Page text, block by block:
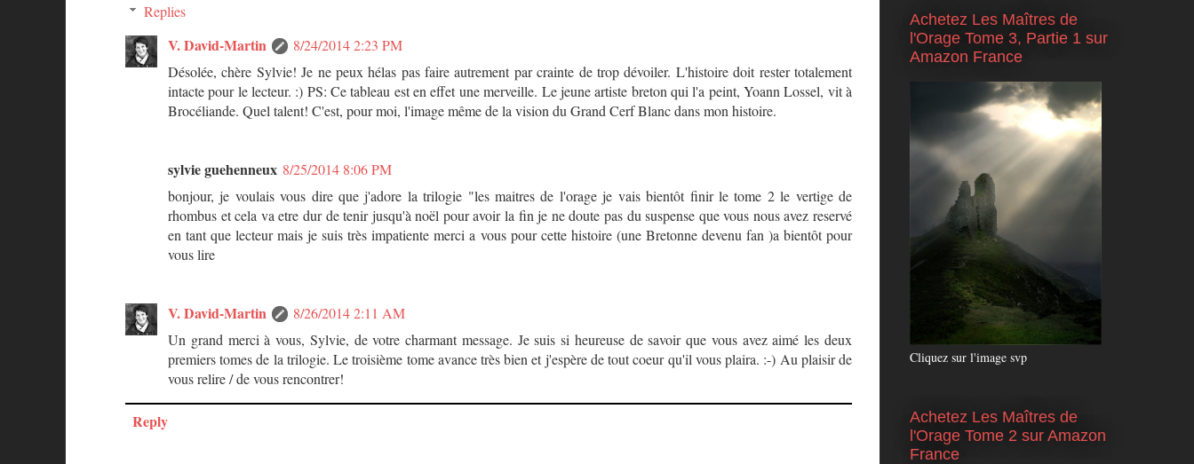
Replies
V. David-Martin
8/24/2014 2:23 PM
Désolée, chère Sylvie! Je ne peux hélas pas faire autrement par crainte de trop dévoiler. L'histoire doit rester totalement
intacte pour le lecteur. :) PS: Ce tableau est en effet une merveille. Le jeune artiste breton qui l'a peint, Yoann Lossel, vit à
Brocéliande. Quel talent! C'est, pour moi, l'image même de la vision du Grand Cerf Blanc dans mon histoire.
sylvie guehenneux 8/25/2014 8:06 PM
bonjour, je voulais vous dire que j'adore la trilogie "les maitres de l'orage je vais bientôt finir le tome 2 le vertige de
rhombus et cela va etre dur de tenir jusqu'à noël pour avoir la fin je ne doute pas du suspense que vous nous avez reservé
en tant que lecteur mais je suis très impatiente merci a vous pour cette histoire (une Bretonne devenu fan )a bientôt pour
vous lire
V. David-Martin
8/26/2014 2:11 AM
Un grand merci à vous, Sylvie, de votre charmant message. Je suis si heureuse de savoir que vous avez aimé les deux
premiers tomes de la trilogie. Le troisième tome avance très bien et j'espère de tout coeur qu'il vous plaira. :-) Au plaisir de
vous relire / de vous rencontrer!
Reply
Achetez Les Maîtres de
l'Orage Tome 3, Partie 1 sur
Amazon France
Cliquez sur l'image svp
Achetez Les Maîtres de
l'Orage Tome 2 sur Amazon
France